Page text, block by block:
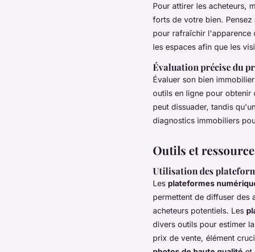
Pour attirer les acheteurs,
forts de votre bien. Pensez
pour rafraîchir l'apparence
les espaces afin que les
Évaluation précise du
Évaluer son bien
outils en ligne pour obtenir
peut dissuader, tandis
diagnostics immobiliers
Outils et
Utilisation des
Les plateformes
permettent de diffuser des
acheteurs potentiels. Les
divers outils pour estimer
prix de vente, élément